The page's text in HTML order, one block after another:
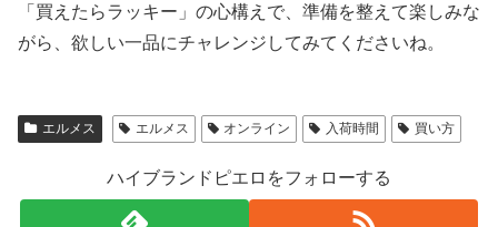
「買えたらラッキー」の心構えで、準備を整えて楽しみな
がら、欲しい一品にチャレンジしてみてくださいね。
エルメス エルメス オンライン 入荷時間 買い方
ハイブランドピエロをフォローする